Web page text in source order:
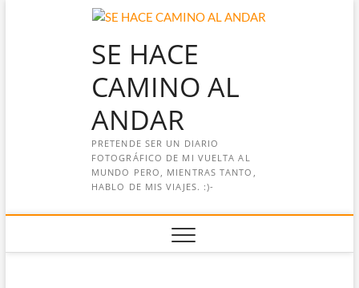
SE HACE
CAMINO AL
ANDAR
PRETENDE SER UN DIARIO
FOTOGRÁFICO DE MI VUELTA AL
MUNDO PERO, MIENTRAS TANTO,
HABLO DE MIS VIAJES. :)-